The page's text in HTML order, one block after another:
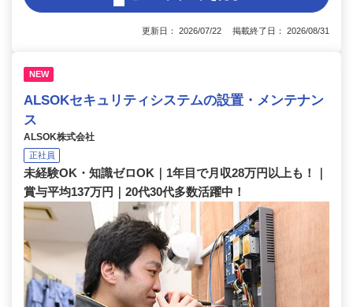
更新日： 2026/07/22 掲載終了日： 2026/08/31
NEW
ALSOKセキュリティシステムの設置・メンテナン
ス
ALSOK株式会社
正社員
未経験OK・知識ゼロOK｜1年目で月収28万円以上も！｜
賞与平均137万円｜20代30代多数活躍中！